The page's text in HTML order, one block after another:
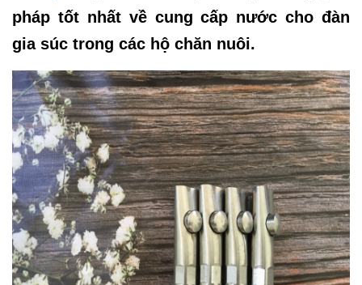
pháp tốt nhất về cung cấp nước cho đàn
gia súc trong các hộ chăn nuôi.